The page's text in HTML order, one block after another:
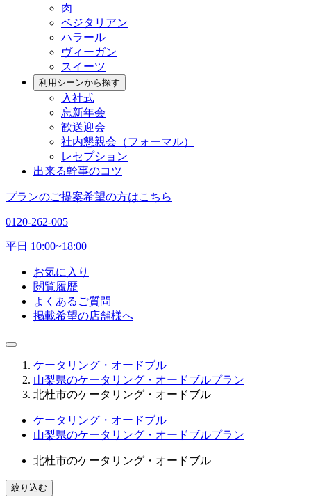
肉
ベジタリアン
ハラール
ヴィーガン
スイーツ
利用シーンから探す
入社式
忘新年会
歓送迎会
社内懇親会（フォーマル）
レセプション
出来る幹事のコツ
プランのご提案希望の方はこちら
0120-262-005
平日 10:00~18:00
お気に入り
閲覧履歴
よくあるご質問
掲載希望の店舗様へ
ケータリング・オードブル
山梨県のケータリング・オードブルプラン
北杜市のケータリング・オードブル
ケータリング・オードブル
山梨県のケータリング・オードブルプラン
北杜市のケータリング・オードブル
絞り込む